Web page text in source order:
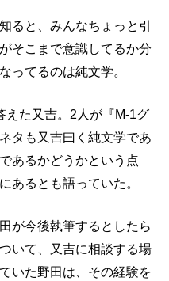
ると、みんなちょっと引
そこまで意識してるか分
ってるのは純文学。
えた又吉。2人が『M-1グ
タも又吉曰く純文学であ
あるかどうかという点
あるとも語っていた。
が今後執筆するとしたら
いて、又吉に相談する場
いた野田は、その経験を